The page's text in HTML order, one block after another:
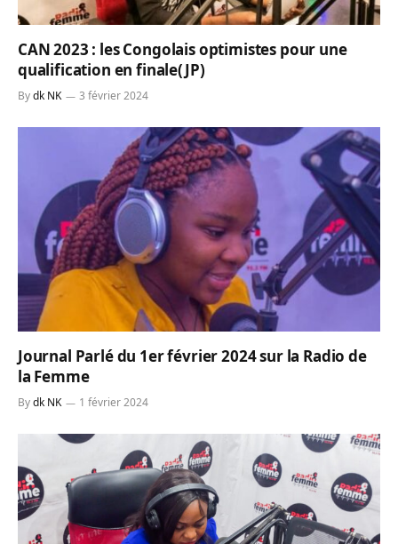
CAN 2023 : les Congolais optimistes pour une
qualification en finale(JP)
Bydk NK 3 février 2024
Journal Parlé du 1er février 2024 sur la Radio de
la Femme
Bydk NK 1 février 2024